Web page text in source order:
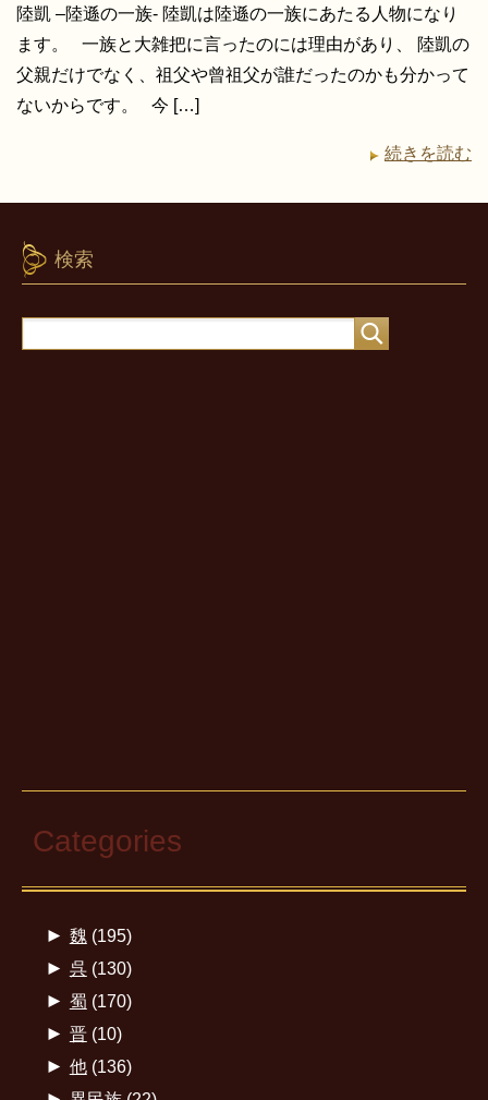
陸凱 –陸遜の一族- 陸凱は陸遜の一族にあたる人物になり
ます。 一族と大雑把に言ったのには理由があり、 陸凱の
父親だけでなく、祖父や曾祖父が誰だったのかも分かって
ないからです。 今 […]
続きを読む
検索
Categories
► 魏 (195)
► 呉(130)
► 蜀 (170)
► 晋(10)
► 他(136)